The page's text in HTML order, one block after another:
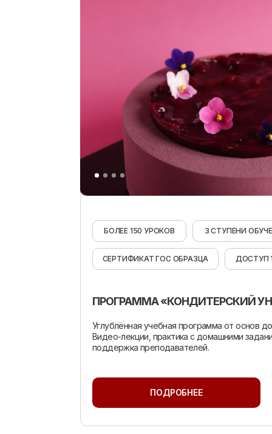
ПОДРОБНЕЕ
Углублённая учебная программа от основ
Видео-лекции, практика с домашними
поддержка преподавателей.
ПРОГРАММА «КОНДИТЕРСКИЙ
БОЛЕЕ 150 УРОКОВ 3 СТУПЕНИ
СЕРТИФИКАТ ГОС ОБРАЗЦА ДОСТУП